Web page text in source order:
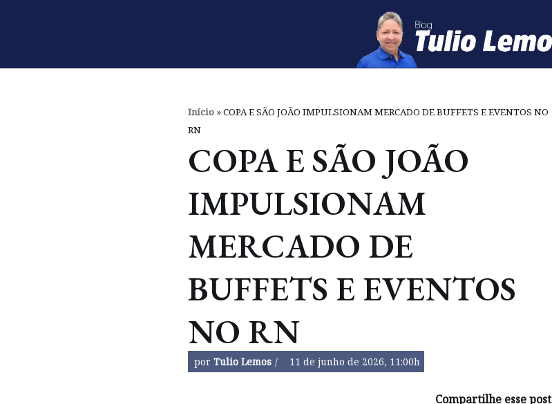
o
Início »COPA E SÃO JOÃO IMPULSIONAM MERCADO DE BUFFETS E EVENTOS NO
RN
COPA E SÃO JOÃO
IMPULSIONAM
MERCADO DE
BUFFETS E EVENTOS
NO RN
por Tulio Lemos 11 de junho de 2026, 11:00h
Compartilhe esse post